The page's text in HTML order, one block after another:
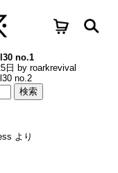
no.1
日 by roarkrevival
no.2
より